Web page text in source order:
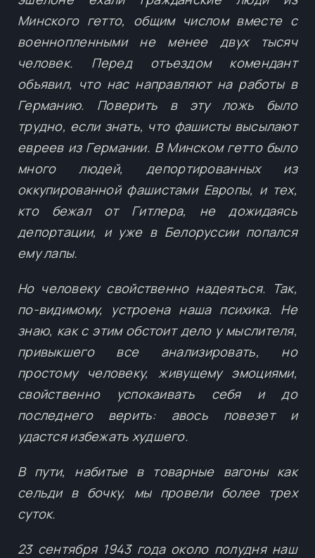
Минского гетто, общим числом вместе с
военнопленными не менее двух тысяч
человек. Перед отъездом комендант
объявил, что нас направляют на работы в
Германию. Поверить в эту ложь было
трудно, если знать, что фашисты высылают
евреев из Германии. В Минском гетто было
много людей, депортированных из
оккупированной фашистами Европы, и тех,
кто бежал от Гитлера, не дожидаясь
депортации, и уже в Белоруссии попался
ему лапы.
Но человеку свойственно надеяться. Так,
по-видимому, устроена наша психика. Не
знаю, как с этим обстоит дело у мыслителя,
привыкшего все анализировать, но
простому человеку, живущему эмоциями,
свойственно успокаивать себя и до
последнего верить: авось повезет и
удастся избежать худшего.
В пути, набитые в товарные вагоны как
сельди в бочку, мы провели более трех
суток.
23 сентября 1943 года около полудня наш